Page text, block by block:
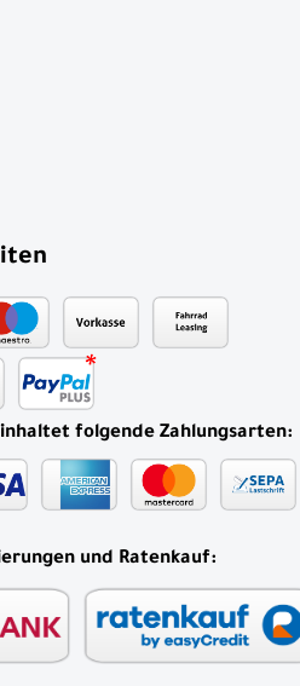
folgende Zahlungsarten:
und Ratenkauf: